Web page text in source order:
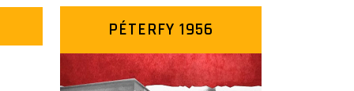
Péterfy Sándor
Alsó erdősor
utca 7.
Péterfy Sándor
utca 8-20.
Alsó erdősor
utca 7.
PÉTERFY 1956